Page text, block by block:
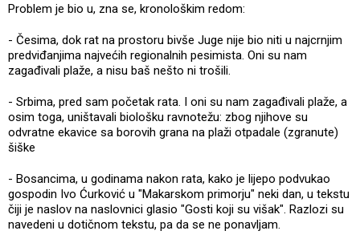
Problem je bio u, zna se, kronološkim redom:
- Česima, dok rat na prostoru bivše Juge nije bio niti u najcrnjim
predviđanjima najvećih regionalnih pesimista. Oni su nam
zagađivali plaže, a nisu baš nešto ni trošili.
- Srbima, pred sam početak rata. I oni su nam zagađivali plaže, a
osim toga, uništavali biološku ravnotežu: zbog njihove su
odvratne ekavice sa borovih grana na plaži otpadale (zgranute)
šiške
- Bosancima, u godinama nakon rata, kako je lijepo podvukao
gospodin Ivo Ćurković u "Makarskom primorju" neki dan, u tekstu
čiji je naslov na naslovnici glasio "Gosti koji su višak". Razlozi su
navedeni u dotičnom tekstu, pa da se ne ponavljam.